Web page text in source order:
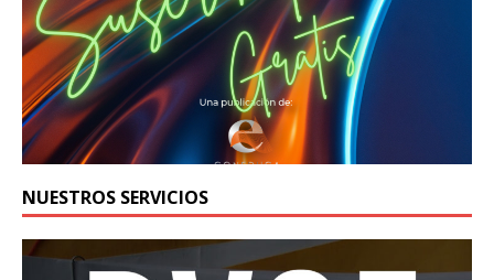
NUESTROS SERVICIOS